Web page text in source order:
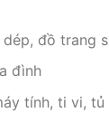
đồ trang
đình
tính, ti vi,